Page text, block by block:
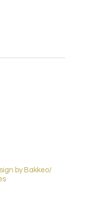
by Bakkeo/